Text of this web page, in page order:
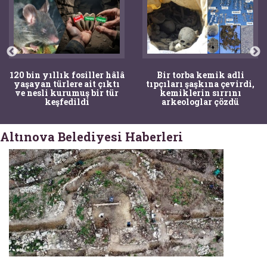
120 bin yıllık fosiller hâlâ
yaşayan türlere ait çıktı
ve nesli kurumuş bir tür
keşfedildi
Bir torba kemik adli
tıpçıları şaşkına çevirdi,
kemiklerin sırrını
arkeologlar çözdü
Altınova Belediyesi Haberleri